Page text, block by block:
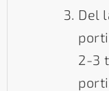
Del
2-3